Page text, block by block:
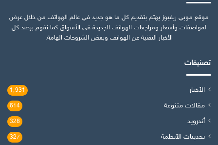
موقع موبي ريفيوز يهتم بتقديم كل ما هو جديد في عالم الهواتف من خلال عرض
لمواصفات وأسعار ومراجعات الهواتف الجديدة في الأسواق كما نقوم برصد كل
الأخبار التقنية عن الهواتف وبعض الشروحات الهامة.
تصنيفات
الأخبار 1٬931
مقالات متنوعة 614
أندرويد 328
تحديثات الأنظمة 327